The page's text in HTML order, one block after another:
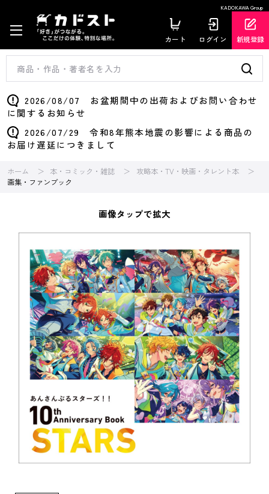
KADOKAWA Group
カート ログイン 新規登録
2026/08/07 お盆期間中の出荷およびお問い合わせ
に関するお知らせ
2026/07/29 令和8年熊本地震の影響による商品の
お届け遅延につきまして
ホーム 本・コミック・雑誌
攻略本・TV・映画・タレント本
画集・ファンブック
画像タップで拡大